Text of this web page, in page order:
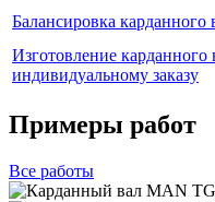
Балансировка карданного
Изготовление карданного
индивидуальному заказу
Примеры работ
Все работы